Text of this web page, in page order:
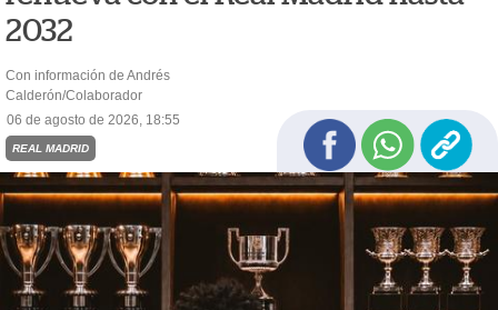
2032
Con información de Andrés
Calderón/Colaborador
06 de agosto de 2026, 18:55
REAL MADRID